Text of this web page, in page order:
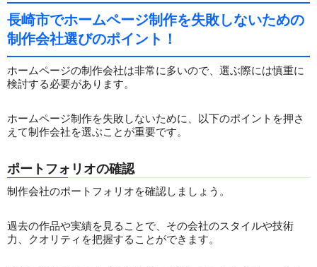
長崎市でホームページ制作を失敗しないための
制作会社選びのポイント！
ホームページの制作会社は非常に多いので、選ぶ際には慎重に
検討する必要があります。
ホームページ制作を失敗しないために、以下のポイントを押さ
えて制作会社を選ぶことが重要です。
ポートフォリオの確認
制作会社のポートフォリオを確認しましょう。
過去の作品や実績を見ることで、その会社のスタイルや技術
力、クオリティを把握することができます。